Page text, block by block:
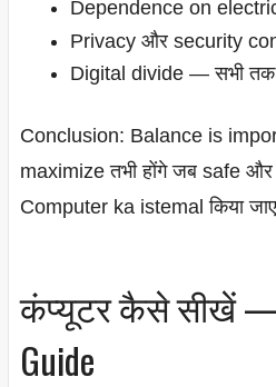
Dependence on
Privacy और security
Digital divide — सभी तक
Conclusion: Balance is
maximize तभी होंगे जब safe
Computer ka istemal किया
कंप्यूटर कैसे सीखें —
Guide